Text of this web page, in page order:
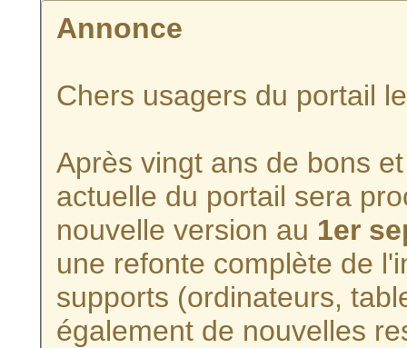
Annonce
Chers usagers du portail
Après vingt ans de bons
actuelle du portail sera
nouvelle version au 1er
une refonte complète de
supports (ordinateurs,
également de nouvelles